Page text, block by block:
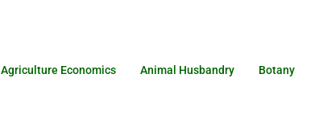
Agriculture Economics Animal Husbandry Botany